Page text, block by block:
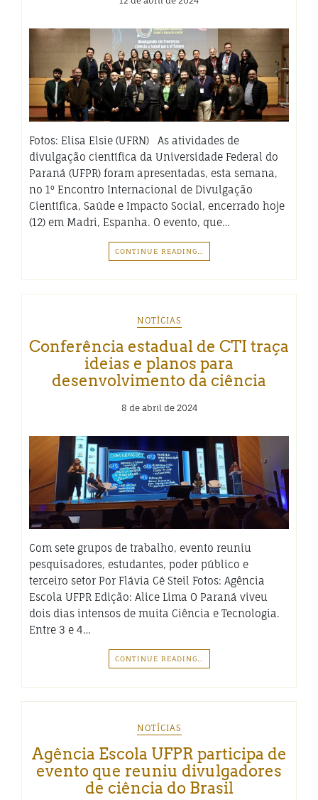
Fotos: Elisa Elsie (UFRN) As atividades de
divulgação científica da Universidade Federal do
Paraná (UFPR) foram apresentadas, esta semana,
no 1º Encontro Internacional de Divulgação
Científica, Saúde e Impacto Social, encerrado hoje
(12) em Madri, Espanha. O evento, que…
CONTINUE READING…
NOTÍCIAS
Conferência estadual de CTI traça
ideias e planos para
desenvolvimento da ciência
8 de abril de 2024
Com sete grupos de trabalho, evento reuniu
pesquisadores, estudantes, poder público e
terceiro setor Por Flávia Cé Steil Fotos: Agência
Escola UFPR Edição: Alice Lima O Paraná viveu
dois dias intensos de muita Ciência e Tecnologia.
Entre 3 e 4…
CONTINUE READING…
NOTÍCIAS
Agência Escola UFPR participa de
evento que reuniu divulgadores
de ciência do Brasil